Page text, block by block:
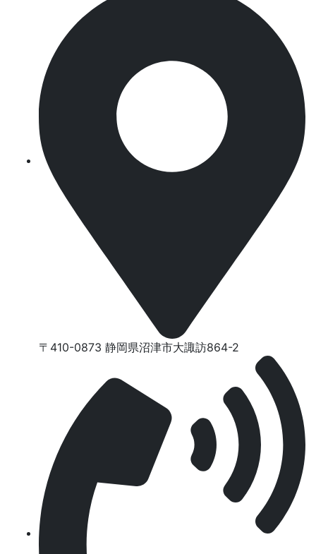
〒410-0873 静岡県沼津市⼤諏訪864-2